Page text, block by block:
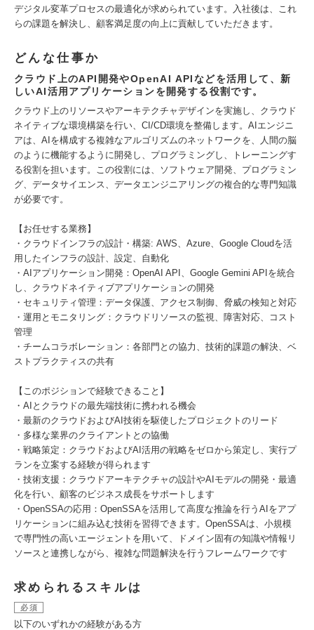
デジタル変革プロセスの最適化が求められています。入社後は、これ
らの課題を解決し、顧客満足度の向上に貢献していただきます。
どんな仕事か
クラウド上のAPI開発やOpenAI APIなどを活用して、新
しいAI活用アプリケーションを開発する役割です。
クラウド上のリソースやアーキテクチャデザインを実施し、クラウド
ネイティブな環境構築を行い、CI/CD環境を整備します。AIエンジニ
アは、AIを構成する複雑なアルゴリズムのネットワークを、人間の脳
のように機能するように開発し、プログラミングし、トレーニングす
る役割を担います。この役割には、ソフトウェア開発、プログラミン
グ、データサイエンス、データエンジニアリングの複合的な専門知識
が必要です。
【お任せする業務】
・クラウドインフラの設計・構築: AWS、Azure、Google Cloudを活
用したインフラの設計、設定、自動化
・AIアプリケーション開発：OpenAI API、Google Gemini APIを統合
し、クラウドネイティブアプリケーションの開発
・セキュリティ管理：データ保護、アクセス制御、脅威の検知と対応
・運用とモニタリング：クラウドリソースの監視、障害対応、コスト
管理
・チームコラボレーション：各部門との協力、技術的課題の解決、ベ
ストプラクティスの共有
【このポジションで経験できること】
・AIとクラウドの最先端技術に携われる機会
・最新のクラウドおよびAI技術を駆使したプロジェクトのリード
・多様な業界のクライアントとの協働
・戦略策定：クラウドおよびAI活用の戦略をゼロから策定し、実行プ
ランを立案する経験が得られます
・技術支援：クラウドアーキテクチャの設計やAIモデルの開発・最適
化を行い、顧客のビジネス成長をサポートします
・OpenSSAの応用：OpenSSAを活用して高度な推論を行うAIをアプ
リケーションに組み込む技術を習得できます。OpenSSAは、小規模
で専門性の高いエージェントを用いて、ドメイン固有の知識や情報リ
ソースと連携しながら、複雑な問題解決を行うフレームワークです
求められるスキルは
必須
以下のいずれかの経験がある方